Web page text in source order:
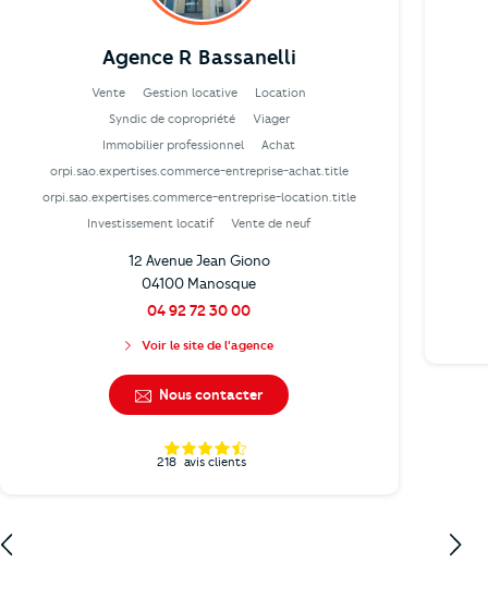
Agence R Bassanelli
Vente Gestion locative
Location
Syndic de copropriété
Viager
Immobilier professionnel
Achat
orpi.sao.expertises.commerce-entreprise-achat.title
orpi.sao.expertises.commerce-entreprise-location.title
Investissement locatif
Vente de neuf
12 Avenue Jean Giono
04100 Manosque
04 92 72 30 00
Voir le site de l'agence
Nous contacter
218 avis clients